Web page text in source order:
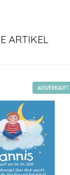
ARTIKEL
AUSVERKAUFT